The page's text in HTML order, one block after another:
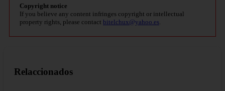
Copyright notice
If you believe any content infringes copyright or intellectual
property rights, please contact bitelchux@yahoo.es
Relaccionados